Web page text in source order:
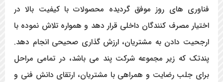
فناوری های روز موفق گردیده محصولات با کیفیت بالا در
اختیار مصرف کنندگان داخلی قرار دهد و همواره تلاش نموده با
ارجحیت دادن به مشتریان، ارزش گذاری صحیحی انجام دهد.
پندتک که زیر مجموعه شرکت پند می باشد، در تمامی مراحل
برای جلب رضایت و همراهی با مشتریان، ارتقای دانش فنی و